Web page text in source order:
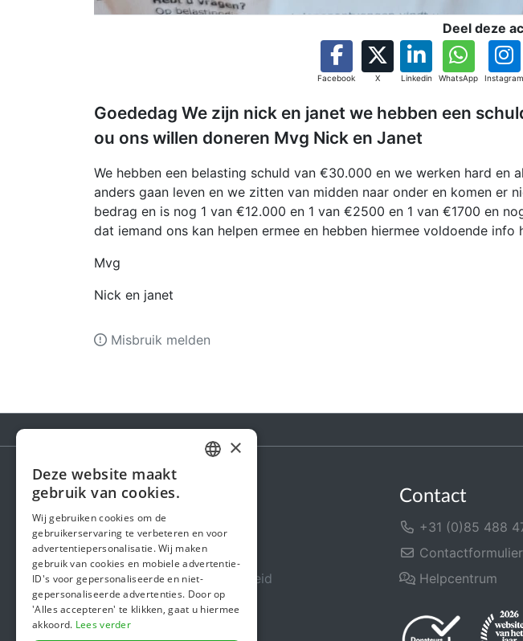
Deel deze
Facebook X Linkedin WhatsApp Instagram
Goededag We zijn nick en janet we hebben een
ou ons willen doneren Mvg Nick en Janet
We hebben een belasting schuld van €30.000 en we werken hard en
anders gaan leven en we zitten van midden naar onder en komen er
bedrag en is nog 1 van €12.000 en 1 van €2500 en 1 van €1700 en
dat iemand ons kan helpen ermee en hebben hiermee voldoende info
Mvg
Nick en janet
Misbruik melden
Steunactie
Over ons
In de media
Veiligheid & Betrouwbaarheid
Algemene voorwaarden
Privacybeleid
Contact
+31 (0)85 488
Contactformulier
Helpcentrum
ENGLISH
×
Deze website maakt
gebruik van cookies.
Wij gebruiken cookies om de
gebruikerservaring te verbeteren en voor
advertentiepersonalisatie. Wij maken
gebruik van cookies en mobiele advertentie-
ID's voor gepersonaliseerde en niet-
gepersonaliseerde advertenties. Door op
'Alles accepteren' te klikken, gaat u hiermee
akkoord. Lees verder